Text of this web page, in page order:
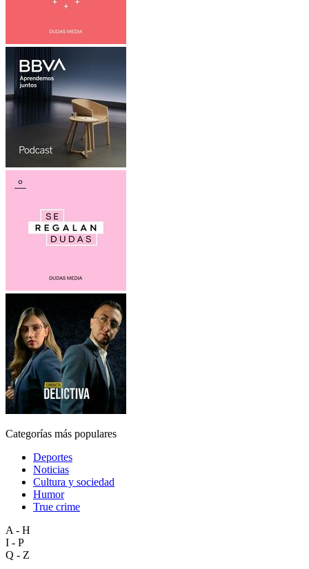
Categorías más populares
Deportes
Noticias
Cultura y sociedad
Humor
True crime
A - H
I - P
Q - Z